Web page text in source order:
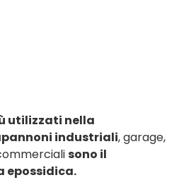
utilizzati nella
industriali, garage,
sono il
epossidica.